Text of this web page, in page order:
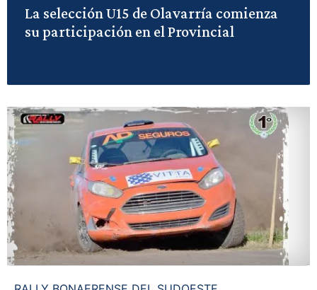
La selección U15 de Olavarría comienza
su participación en el Provincial